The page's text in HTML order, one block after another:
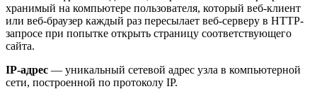
хранимый на компьютере пользователя, который веб-клиент
или веб-браузер каждый раз пересылает веб-серверу в HTTP-
запросе при попытке открыть страницу соответствующего
сайта.
IP-адрес — уникальный сетевой адрес узла в компьютерной
сети, построенной по протоколу IP.